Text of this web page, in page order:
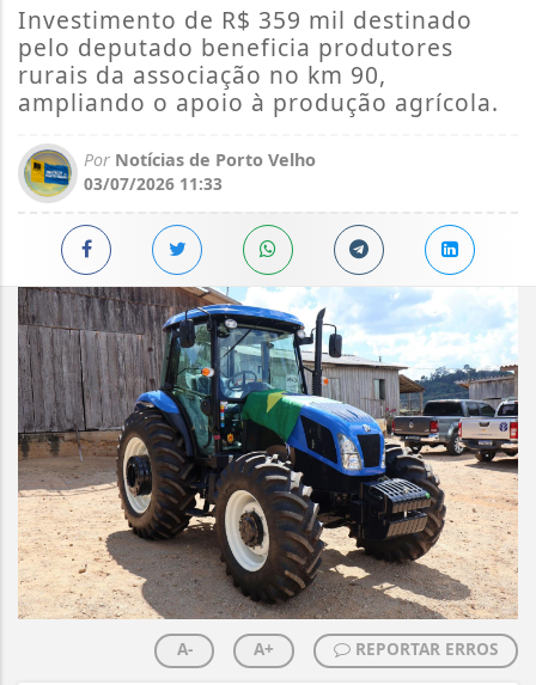
Investimento de R$ 359 mil destinado
pelo deputado beneficia produtores
rurais da associação no km 90,
ampliando o apoio à produção agrícola.
Por Notícias de Porto Velho
03/07/2026 11:33
A- A+ REPORTAR ERROS